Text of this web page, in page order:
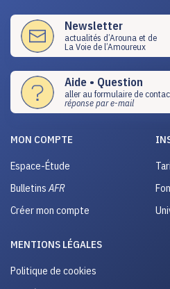
MENTIONS LÉGALES
Politique de cookies
MON COMPTE
Espace-Étude
Bulletins AFR
Créer mon compte
Newsletter
actualités d’Arouna et de
La Voie de l’Amoureux
Aide • Question
aller au formulaire de
réponse par e-mail